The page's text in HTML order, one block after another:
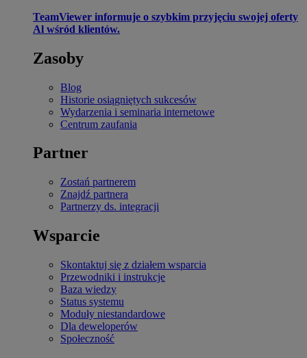
TeamViewer informuje o szybkim przyjęciu swojej oferty
Al wśród klientów.
Zasoby
Blog
Historie osiągniętych sukcesów
Wydarzenia i seminaria internetowe
Centrum zaufania
Partner
Zostań partnerem
Znajdź partnera
Partnerzy ds. integracji
Wsparcie
Skontaktuj się z działem wsparcia
Przewodniki i instrukcje
Baza wiedzy
Status systemu
Moduły niestandardowe
Dla deweloperów
Społeczność